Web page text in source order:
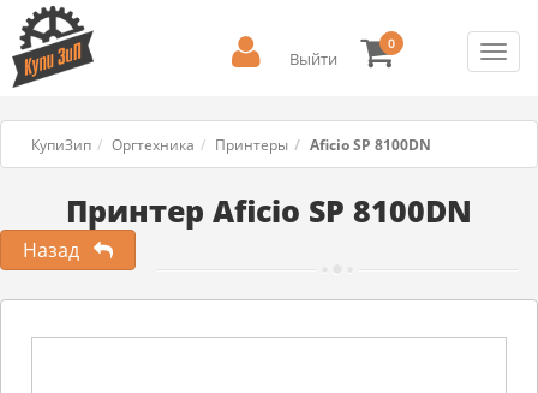
Выйти
0
КупиЗип Оргтехника Принтеры Aficio SP 8100DN
Принтер Aficio SP 8100DN
Назад